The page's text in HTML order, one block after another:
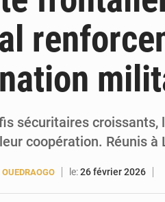
5 août 2026 Guinée : Amara
5 août 2026 Forces Vives
4 août 2026 Guinée : Conakry
sécuritaires croissants,
coopération. Réunis à
le:26 février 2026